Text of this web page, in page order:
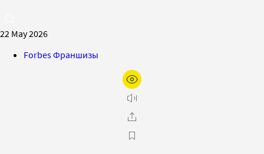
22 May 2026
Forbes Франшизы